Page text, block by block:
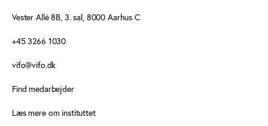
Vester Allé 8B, 3. sal, 8000 Aarhus C
+45 3266 1030
vifo@vifo.dk
Find medarbejder
Læs mere om instituttet